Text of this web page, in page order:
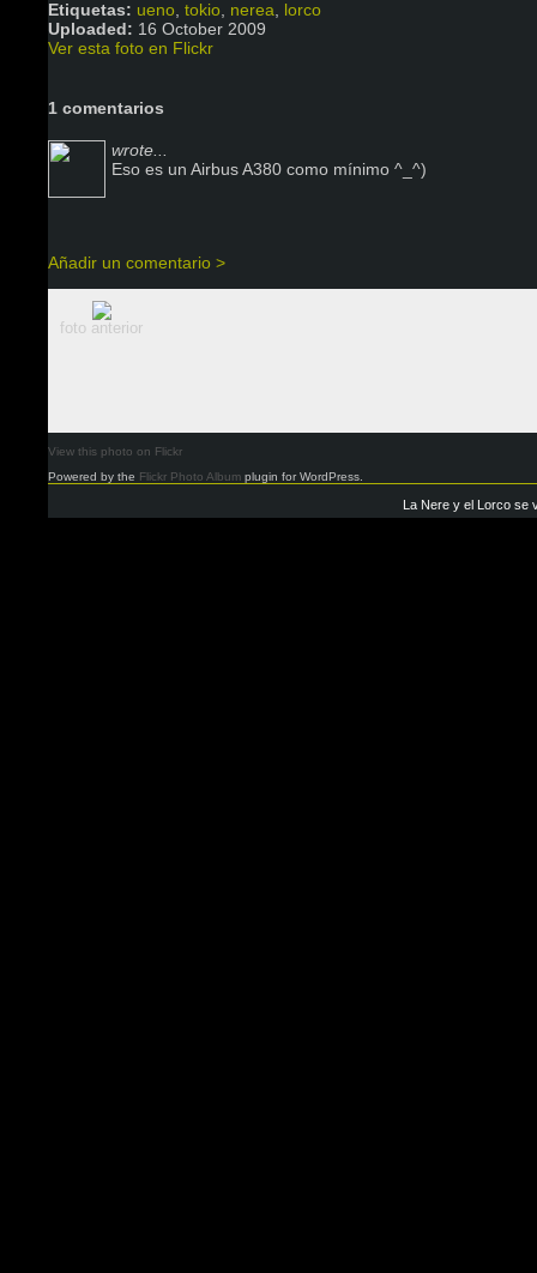
Etiquetas: ueno tokio nerea
lorco
Uploaded: 16 October 2009
Ver esta foto en Flickr
1 comentarios
wrote...
Eso es un Airbus A380 como mínimo ^_^)
Añadir un comentario >
foto anterior
View this photo on Flickr
Powered by the Flickr Photo Album plugin for WordPress.
La Nere y el Lorco se